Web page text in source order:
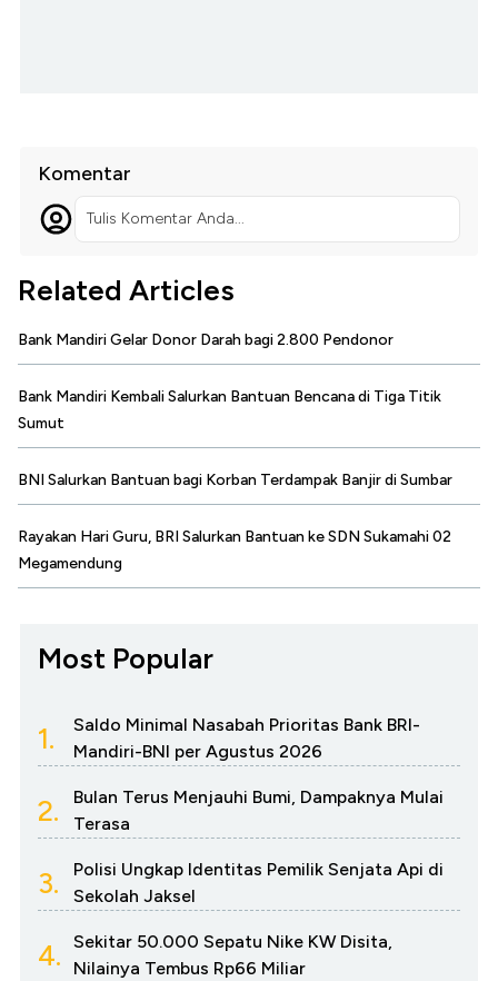
Komentar
Tulis Komentar Anda...
Related Articles
Bank Mandiri Gelar Donor Darah bagi 2.800 Pendonor
Bank Mandiri Kembali Salurkan Bantuan Bencana di Tiga Titik
Sumut
BNI Salurkan Bantuan bagi Korban Terdampak Banjir di Sumbar
Rayakan Hari Guru, BRI Salurkan Bantuan ke SDN Sukamahi 02
Megamendung
Most Popular
1.
Saldo Minimal Nasabah Prioritas Bank BRI-
Mandiri-BNI per Agustus 2026
2.
Bulan Terus Menjauhi Bumi, Dampaknya Mulai
Terasa
3.
Polisi Ungkap Identitas Pemilik Senjata Api di
Sekolah Jaksel
4.
Sekitar 50.000 Sepatu Nike KW Disita,
Nilainya Tembus Rp66 Miliar